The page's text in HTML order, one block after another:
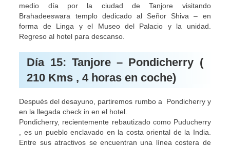
medio día por la ciudad de Tanjore visitando
Brahadeeswara templo dedicado al Señor Shiva – en
forma de Linga y el Museo del Palacio y la unidad.
Regreso al hotel para descanso.
Día 15: Tanjore – Pondicherry (
210 Kms , 4 horas en coche)
Después del desayuno, partiremos rumbo a Pondicherry y
en la llegada check in en el hotel.
Pondicherry, recientemente rebautizado como Puducherry
, es un pueblo enclavado en la costa oriental de la India.
Entre sus atractivos se encuentran una línea costera de